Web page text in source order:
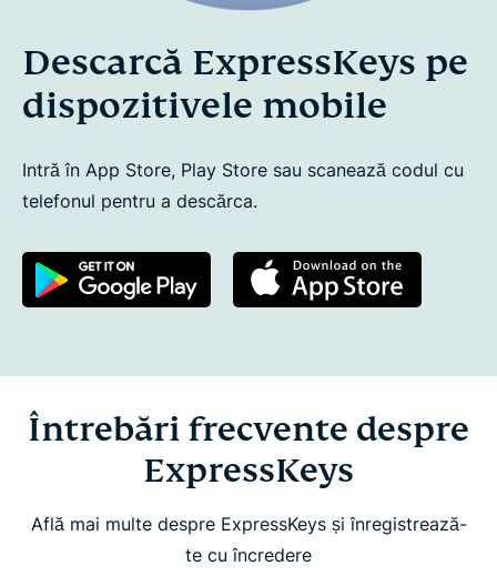
Descarcă ExpressKeys pe
dispozitivele mobile
Intră în App Store, Play Store sau scanează codul cu
telefonul pentru a descărca.
Întrebări frecvente despre
ExpressKeys
Află mai multe despre ExpressKeys și înregistrează-
te cu încredere